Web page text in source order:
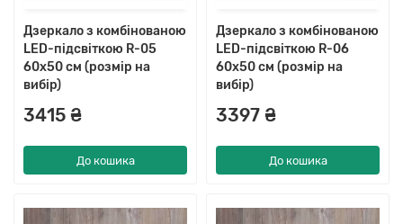
Дзеркало з комбінованою
LED-підсвіткою R-05
60x50 см (розмір на
вибір)
3415 ₴
До кошика
Дзеркало з комбінованою
LED-підсвіткою R-06
60x50 см (розмір на
вибір)
3397 ₴
До кошика